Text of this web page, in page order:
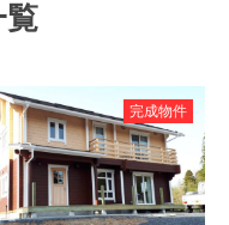
覧
完成物件